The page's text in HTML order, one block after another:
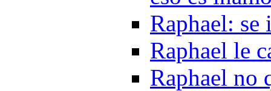
Raphael: se
Raphael le
Raphael no